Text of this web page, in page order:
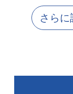
さらに